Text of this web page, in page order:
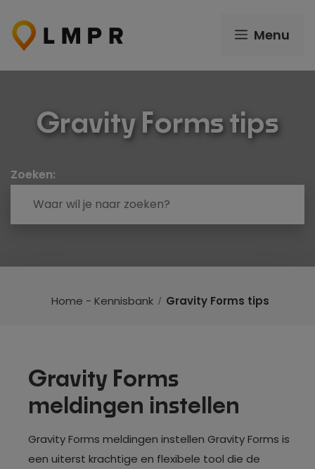
naar
inhoud
Menu
Gravity Forms tips
Zoeken:
Home - Kennisbank Gravity Forms tips
Gravity Forms
meldingen instellen
Gravity Forms meldingen instellen Gravity Forms is
een uiterst krachtige en flexibele tool die de